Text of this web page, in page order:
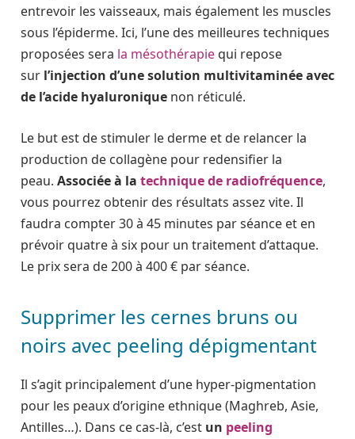
entrevoir les vaisseaux, mais également les muscles
sous l’épiderme. Ici, l’une des meilleures techniques
proposées sera la mésothérapie qui repose
sur l’injection d’une solution multivitaminée avec
de l’acide hyaluronique non réticulé.
Le but est de stimuler le derme et de relancer la
production de collagène pour redensifier la
peau. Associée à la technique de radiofréquence,
vous pourrez obtenir des résultats assez vite. Il
faudra compter 30 à 45 minutes par séance et en
prévoir quatre à six pour un traitement d’attaque.
Le prix sera de 200 à 400 € par séance.
Supprimer les cernes bruns ou
noirs avec peeling dépigmentant
Il s’agit principalement d’une hyper-pigmentation
pour les peaux d’origine ethnique (Maghreb, Asie,
Antilles…). Dans ce cas-là, c’est un peeling